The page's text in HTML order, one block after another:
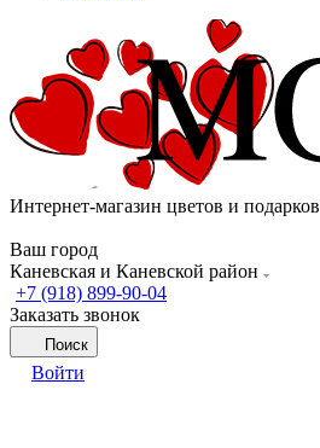
Интернет-магазин цветов и
Ваш город
Каневская и Каневской район
+7 (918) 899-90-04
Заказать звонок
Поиск
Войти